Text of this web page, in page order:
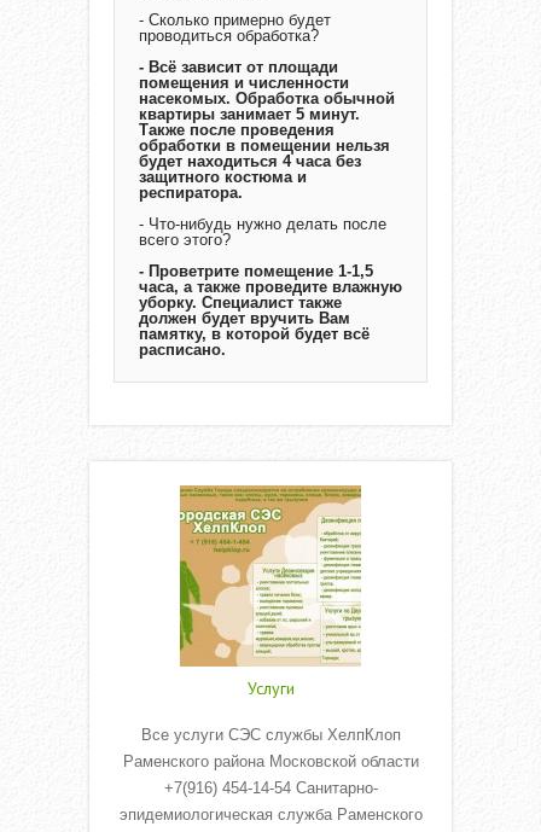
- Сколько примерно будет
проводиться обработка?
- Всё зависит от площади
помещения и численности
насекомых. Обработка обычной
квартиры занимает 5 минут.
Также после проведения
обработки в помещении нельзя
будет находиться 4 часа без
защитного костюма и
респиратора.
- Что-нибудь нужно делать после
всего этого?
- Проветрите помещение 1-1,5
часа, а также проведите влажную
уборку. Специалист также
должен будет вручить Вам
памятку, в которой будет всё
расписано.
Услуги
Все услуги СЭС службы ХелпКлоп
Раменского района Московской области
+7(916) 454-14-54 Санитарно-
эпидемиологическая служба Раменского